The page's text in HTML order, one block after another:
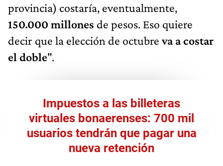
provincia) costaría, eventualmente,
150.000 millones de pesos. Eso quiere
decir que la elección de octubreva a costar
el doble".
Impuestos a las billeteras
virtuales bonaerenses: 700 mil
usuarios tendrán que pagar una
nueva retención